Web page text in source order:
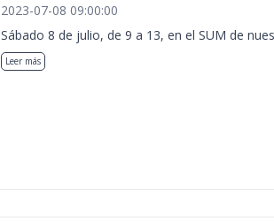
2023-07-08 09:00:00
Sábado 8 de julio, de 9 a 13, en el SUM de
Leer más